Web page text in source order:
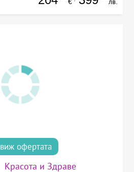
€ лв.
виж офертата
Красота и Здраве